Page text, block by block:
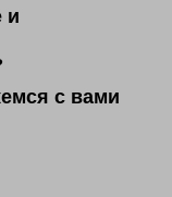
и
с вами